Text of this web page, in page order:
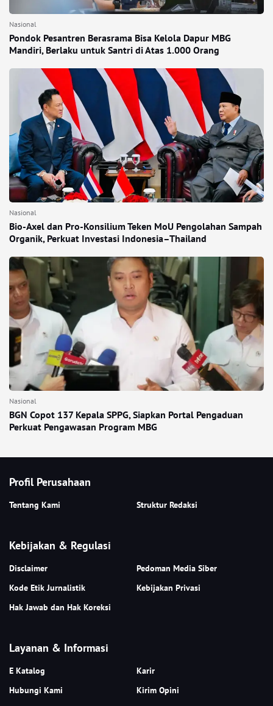
Nasional
Pondok Pesantren Berasrama Bisa Kelola Dapur MBG
Mandiri, Berlaku untuk Santri di Atas 1.000 Orang
Nasional
Bio-Axel dan Pro-Konsilium Teken MoU Pengolahan Sampah
Organik, Perkuat Investasi Indonesia–Thailand
Nasional
BGN Copot 137 Kepala SPPG, Siapkan Portal Pengaduan
Perkuat Pengawasan Program MBG
Profil Perusahaan
Tentang Kami Struktur Redaksi
Kebijakan & Regulasi
Disclaimer
Pedoman Media Siber
Kode Etik Jurnalistik
Kebijakan Privasi
Hak Jawab dan Hak Koreksi
Layanan & Informasi
E Katalog
Karir
Hubungi Kami
Kirim Opini